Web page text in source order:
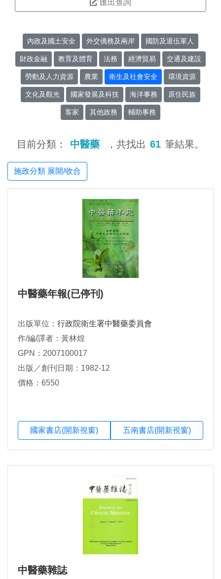
匯出查詢
內政及國土安全 外交僑務及兩岸 國防及退伍軍人
財政金融 教育及體育 法務 經濟貿易 交通及建設
勞動及人力資源 農業 衛生及社會安全 環境資源
文化及觀光 國家發展及科技 海洋事務 原住民族
客家 其他政務 輔助事務
目前分類： 中醫藥 ，共找出 61 筆結果。
施政分類 展開/收合
中醫藥年報(已停刊)
出版單位： 行政院衛生署中醫藥委員會
作/編/譯者：黃林煌
GPN：2007100017
出版／創刊日期：1982-12
價格：6550
國家書店(開新視窗) 五南書店(開新視窗)
中醫藥雜誌